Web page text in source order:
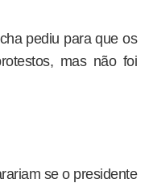
pediu para que os
mas não foi
se o presidente